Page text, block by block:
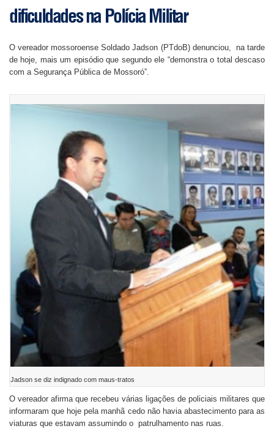
dificuldades na Polícia Militar
O vereador mossoroense Soldado Jadson (PTdoB) denunciou, na tarde
de hoje, mais um episódio que segundo ele “demonstra o total descaso
com a Segurança Pública de Mossoró”.
Jadson se diz indignado com maus-tratos
O vereador afirma que recebeu várias ligações de policiais militares que
informaram que hoje pela manhã cedo não havia abastecimento para as
viaturas que estavam assumindo o patrulhamento nas ruas.